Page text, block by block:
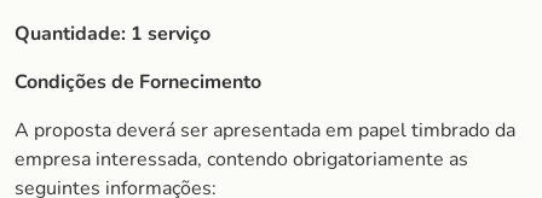
Quantidade: 1 serviço
Condições de Fornecimento
A proposta deverá ser apresentada em papel timbrado da
empresa interessada, contendo obrigatoriamente as
seguintes informações: